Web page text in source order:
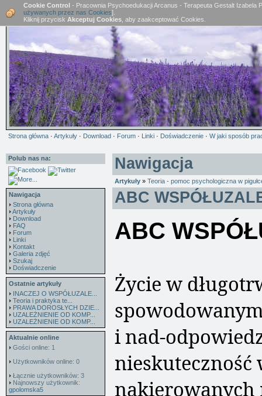
Strona główna · Artykuły · Download · Forum · Linki · Doświadczenie · W jaki sposób
Polub nas na:
Nawigacja
Strona główna
Artykuły
Download
FAQ
Forum
Linki
Kontakt
Galeria zdjęć
Szukaj
Doświadczenie
Ostatnie artykuły
INACZEJ O WSPÓŁUZALE...
Teoria i praktyka te...
PRAWA DOROSŁYCH DZIE...
UZALEŻNIENIE OD KOMP...
UZALEŻNIENIE OD KOMP...
Aktualnie online
Gości online: 1
Użytkowników online: 0
Łącznie użytkowników: 3
Najnowszy użytkownik:
gpolomska5
Cookie Control - Pracownia Psychoedukacji Arcanus - Terapeuta Gestalt
używanych przez nas Cookies].
Kliknij przycisk Akceptuj Cookies , aby zaakceptować Cookies.
Nawigacja
Artykuły » Teoria - pomoc psychologiczna w
ABC
ABC
Życie w
i nad-
nieskuteczność
nakierowanych